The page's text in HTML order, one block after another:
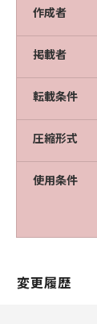
作成者
掲載者
転載条件
圧縮形式
使用条件
変更履歴